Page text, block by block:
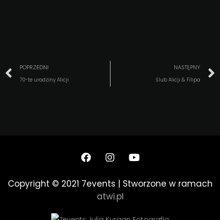
POPRZEDNI
70-te urodziny Alicji
NASTĘPNY
Ślub Alicji & Filipa
Copyright © 2021 7events | Stworzone w ramach
atwi.pl